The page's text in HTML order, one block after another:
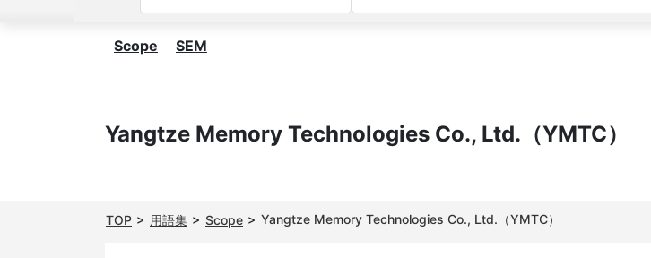
Scope SEM
Yangtze Memory Technologies Co., Ltd.（YMTC）
TOP 用語集 Scope Yangtze Memory Technologies Co., Ltd.（YMTC）